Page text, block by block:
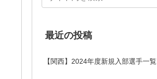
最近の投稿
【関西】2024年度新規入部選手一覧